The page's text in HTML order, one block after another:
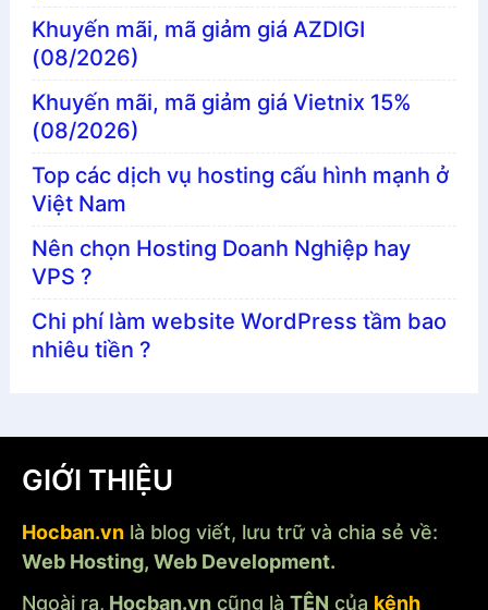
Khuyến mãi, mã giảm giá AZDIGI
(08/2026)
Khuyến mãi, mã giảm giá Vietnix 15%
(08/2026)
Top các dịch vụ hosting cấu hình mạnh ở
Việt Nam
Nên chọn Hosting Doanh Nghiệp hay
VPS ?
Chi phí làm website WordPress tầm bao
nhiêu tiền ?
GIỚI THIỆU
Hocban.vn là blog viết, lưu trữ và chia sẻ về:
Web Hosting, Web Development.
Ngoài ra, Hocban.vn cũng là TÊN của kênh